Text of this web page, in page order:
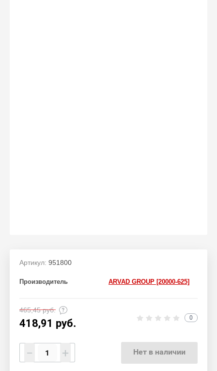
Артикул: 951800
Производитель ARVAD GROUP [20000-625]
465,45руб.
418,91 руб. 0
− + Нет в наличии